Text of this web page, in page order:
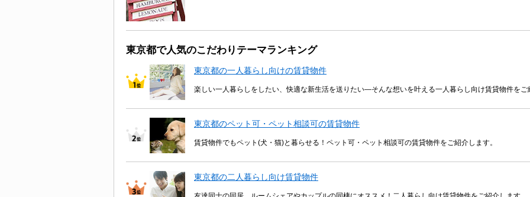
東京都で人気のこだわりテーマランキング
東京都の一人暮らし向けの賃貸物件
楽しい一人暮らしをしたい、快適な新生活を送りたい―そんな想いを叶える一人暮らし向け賃貸物件をご
東京都のペット可・ペット相談可の賃貸物件
賃貸物件でもペット(犬・猫)と暮らせる！ペット可・ペット相談可の賃貸物件をご紹介します。
東京都の二人暮らし向け賃貸物件